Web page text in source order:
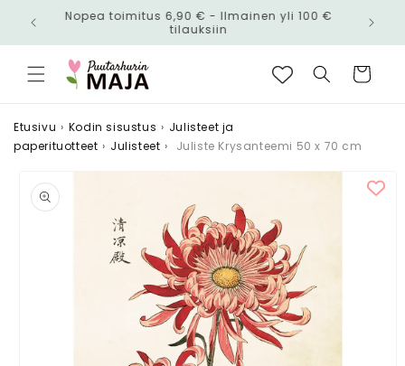
siirry
Nopea toimitus 6,90 € - Ilmainen yli 100 €
tilauksiin
Ostoskori
Etusivu › Kodin sisustus › Julisteet ja
paperituotteet › Julisteet › Juliste Krysanteemi 50 x 70 cm
tuotetietoihin